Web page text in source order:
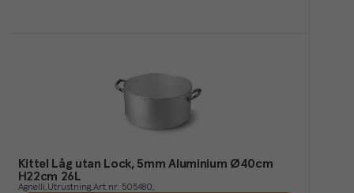
Kittel Låg utan Lock, 5mm Aluminium Ø40cm
H22cm 26L
Agnelli Utrustning Art.nr. 505480